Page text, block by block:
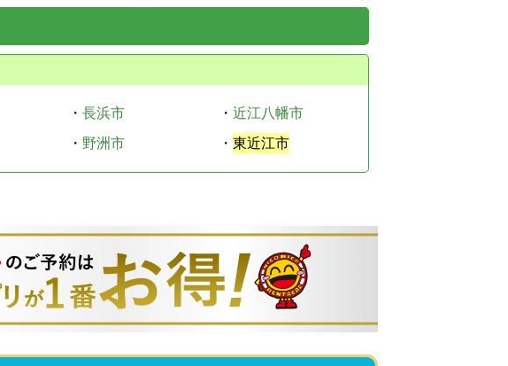
・ 長浜市 ・ 近江八幡市
・ 野洲市 ・ 東近江市